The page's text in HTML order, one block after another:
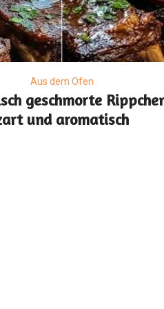
Aus dem Ofen
geschmorte
und aromatisch